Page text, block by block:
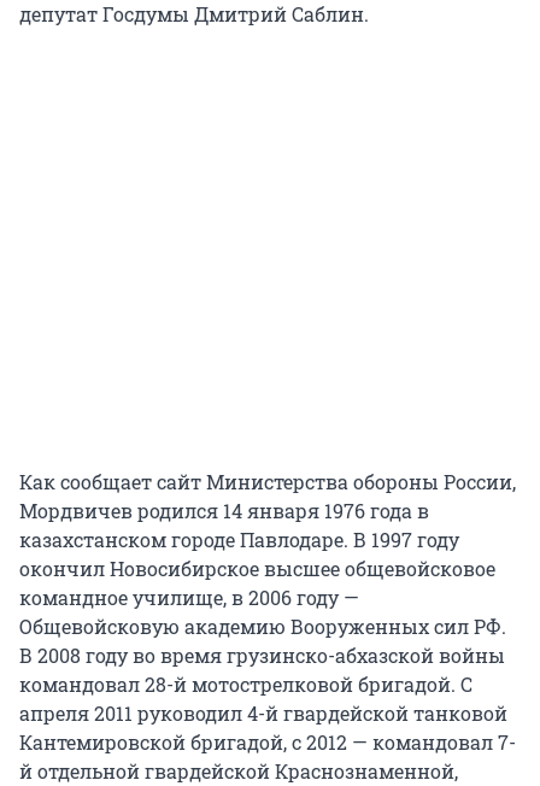
депутат Госдумы Дмитрий Саблин.
Как сообщает сайт Министерства обороны России,
Мордвичев родился 14 января 1976 года в
казахстанском городе Павлодаре. В 1997 году
окончил Новосибирское высшее общевойсковое
командное училище, в 2006 году —
Общевойсковую академию Вооруженных сил РФ.
В 2008 году во время грузинско-абхазской войны
командовал 28-й мотострелковой бригадой. С
апреля 2011 руководил 4-й гвардейской танковой
Кантемировской бригадой, с 2012 — командовал 7-
й отдельной гвардейской Краснознаменной,